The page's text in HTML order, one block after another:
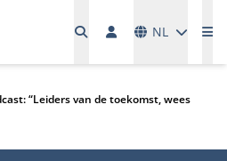
NL
“Leiders van de toekomst, wees